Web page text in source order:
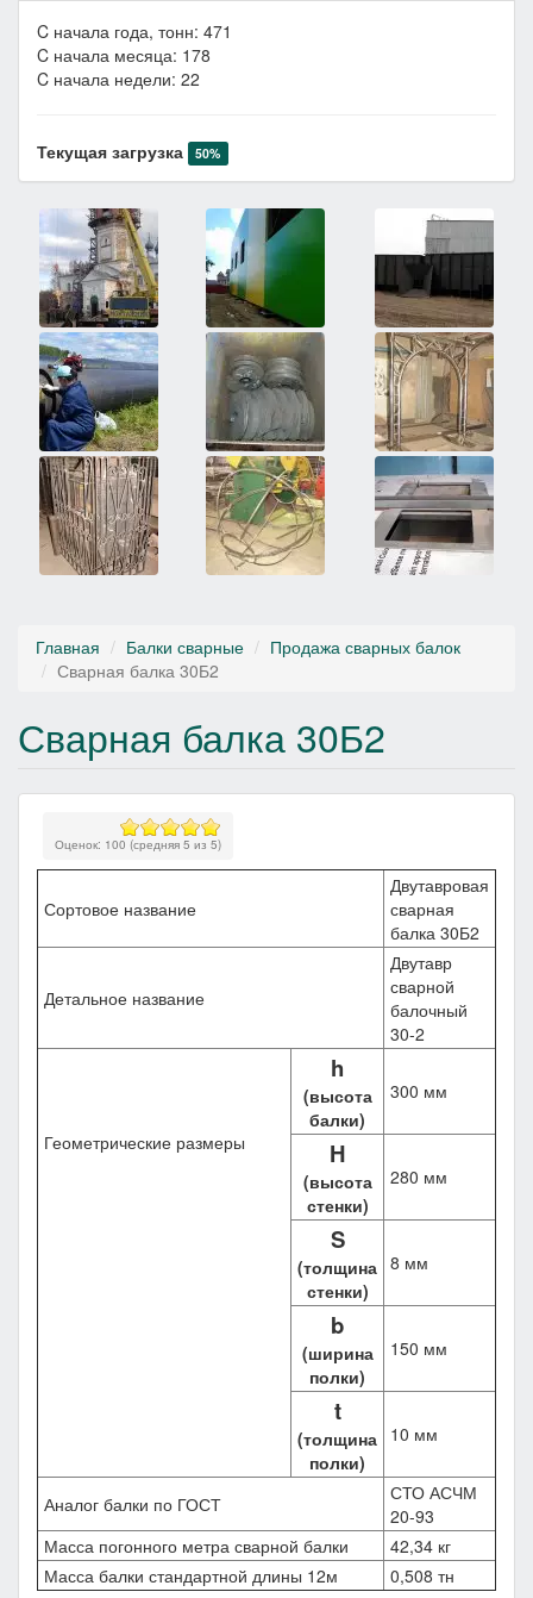
C начала года, тонн: 471
C начала месяца: 178
C начала недели: 22
Текущая загрузка 50%
Главная Балки сварные
Продажа сварных балок
Сварная балка 30Б2
Сварная балка 30Б2
Оценок: 100 (средняя 5 из 5)
Сортовое название
Двутавровая
сварная
балка 30Б2
Детальное название
Двутавр
сварной
балочный
30-2
Геометрические размеры
h
(высота
балки)
300 мм
H
(высота
стенки)
280 мм
S
(толщина
стенки)
8 мм
b
(ширина
полки)
150 мм
t
(толщина
полки)
10 мм
Аналог балки по ГОСТ
СТО АСЧМ
20-93
Масса погонного метра сварной балки
42,34 кг
Масса балки стандартной длины 12м
0,508 тн